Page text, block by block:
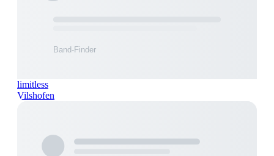
limitless
Vilshofen